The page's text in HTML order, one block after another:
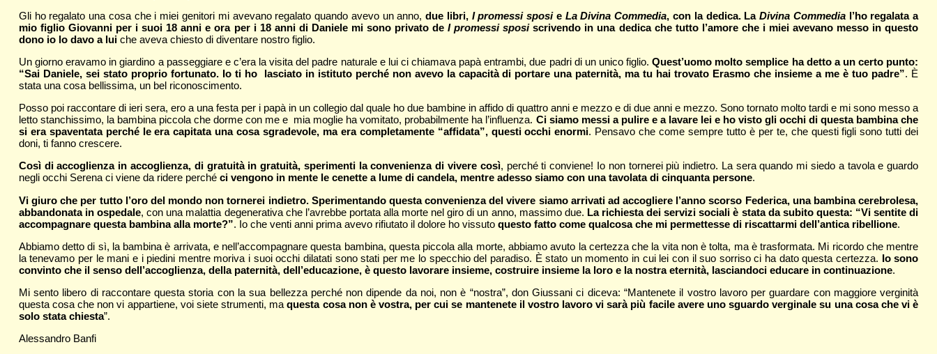
Gli ho regalato una cosa che i miei genitori mi avevano regalato quando avevo un anno,due libri, I promessi sposie La Divina Commedia, con la dedica. LaDivina Commedial’ho regalata a
mio figlio Giovanni per i suoi 18 anni e ora per i 18 anni di Daniele mi sono privato deI promessi sposiscrivendo in una dedica che tutto l’amore che i miei avevano messo in questo
dono io lo davo a luiche aveva chiesto di diventare nostro figlio.
Un giorno eravamo in giardino a passeggiare e c’era la visita del padre naturale e lui ci chiamava papà entrambi, due padri di un unico figlio.Quest’uomo molto semplice ha detto a un certo punto:
“Sai Daniele, sei stato proprio fortunato. Io ti ho lasciato in istituto perché non avevo la capacità di portare una paternità, ma tu hai trovato Erasmo che insieme a me è tuo padre”. È
stata una cosa bellissima, un bel riconoscimento.
Posso poi raccontare di ieri sera, ero a una festa per i papà in un collegio dal quale ho due bambine in affido di quattro anni e mezzo e di due anni e mezzo. Sono tornato molto tardi e mi sono messo a
letto stanchissimo, la bambina piccola che dorme con me e mia moglie ha vomitato, probabilmente ha l’influenza. Ci siamo messi a pulire e a lavare lei e ho visto gli occhi di questa bambina che
si era spaventata perché le era capitata una cosa sgradevole, ma era completamente “affidata”, questi occhi enormi. Pensavo che come sempre tutto è per te, che questi figli sono tutti dei
doni, ti fanno crescere.
Così di accoglienza in accoglienza, di gratuità in gratuità, sperimenti la convenienza di vivere così, perché ti conviene! Io non tornerei più indietro. La sera quando mi siedo a tavola e guardo
negli occhi Serena ci viene da ridere perché ci vengono in mente le cenette a lume di candela, mentre adesso siamo con una tavolata di cinquanta persone.
Vi giuro che per tutto l’oro del mondo non tornerei indietro. Sperimentando questa convenienza del vivere siamo arrivati ad accogliere l’anno scorso Federica, una bambina cerebrolesa,
abbandonata in ospedale, con una malattia degenerativa che l’avrebbe portata alla morte nel giro di un anno, massimo due. La richiesta dei servizi sociali è stata da subito questa: “Vi sentite di
accompagnare questa bambina alla morte?”. Io che venti anni prima avevo rifiutato il dolore ho vissuto questo fatto come qualcosa che mi permettesse di riscattarmi dell’antica ribellione.
Abbiamo detto di sì, la bambina è arrivata, e nell’accompagnare questa bambina, questa piccola alla morte, abbiamo avuto la certezza che la vita non è tolta, ma è trasformata. Mi ricordo che mentre
la tenevamo per le mani e i piedini mentre moriva i suoi occhi dilatati sono stati per me lo specchio del paradiso. È stato un momento in cui lei con il suo sorriso ci ha dato questa certezza. Io sono
convinto che il senso dell’accoglienza, della paternità, dell’educazione, è questo lavorare insieme, costruire insieme la loro e la nostra eternità, lasciandoci educare in continuazione.
Mi sento libero di raccontare questa storia con la sua bellezza perché non dipende da noi, non è “nostra”, don Giussani ci diceva: “Mantenete il vostro lavoro per guardare con maggiore verginità
questa cosa che non vi appartiene, voi siete strumenti, maquesta cosa non è vostra, per cui se mantenete il vostro lavoro vi sarà più facile avere uno sguardo verginale su una cosa che vi è
solo stata chiesta”.
Alessandro Banfi